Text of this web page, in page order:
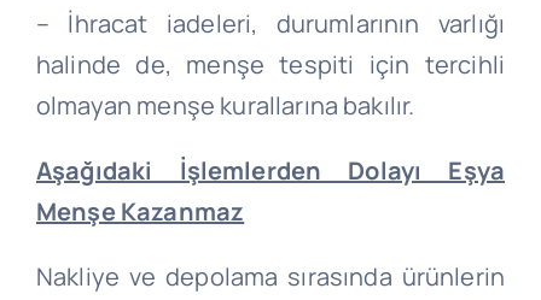
– İhracat iadeleri, durumlarının varlığı
halinde de, menşe tespiti için tercihli
olmayan menşe kurallarına bakılır.
Aşağıdaki İşlemlerden Dolayı Eşya
Menşe Kazanmaz
Nakliye ve depolama sırasında ürünlerin